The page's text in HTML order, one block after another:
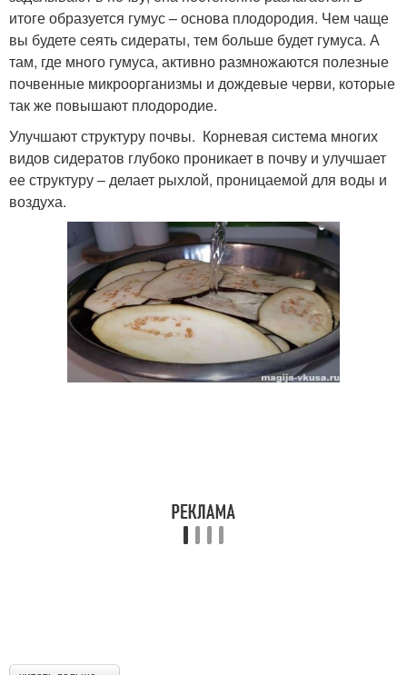
итоге образуется гумус – основа плодородия. Чем чаще
вы будете сеять сидераты, тем больше будет гумуса. А
там, где много гумуса, активно размножаются полезные
почвенные микроорганизмы и дождевые черви, которые
так же повышают плодородие.
Улучшают структуру почвы. Корневая система многих
видов сидератов глубоко проникает в почву и улучшает
ее структуру – делает рыхлой, проницаемой для воды и
воздуха.